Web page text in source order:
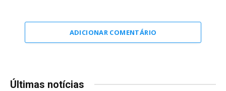
ADICIONAR COMENTÁRIO
Últimas notícias